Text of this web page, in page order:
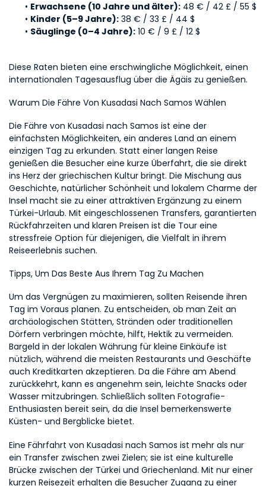
Erwachsene (10 Jahre und älter): 48 € / 42 £ / 55 $
Kinder (5–9 Jahre): 38 € / 33 £ / 44 $
Säuglinge (0–4 Jahre): 10 € / 9 £ / 12 $
Diese Raten bieten eine erschwingliche Möglichkeit, einen
internationalen Tagesausflug über die Ägäis zu genießen.
Warum Die Fähre Von Kusadasi Nach Samos Wählen
Die Fähre von Kusadasi nach Samos ist eine der
einfachsten Möglichkeiten, ein anderes Land an einem
einzigen Tag zu erkunden. Statt einer langen Reise
genießen die Besucher eine kurze Überfahrt, die sie direkt
ins Herz der griechischen Kultur bringt. Die Mischung aus
Geschichte, natürlicher Schönheit und lokalem Charme der
Insel macht sie zu einer attraktiven Ergänzung zu einem
Türkei-Urlaub. Mit eingeschlossenen Transfers, garantierten
Rückfahrzeiten und klaren Preisen ist die Tour eine
stressfreie Option für diejenigen, die Vielfalt in ihrem
Reiseerlebnis suchen.
Tipps, Um Das Beste Aus Ihrem Tag Zu Machen
Um das Vergnügen zu maximieren, sollten Reisende ihren
Tag im Voraus planen. Zu entscheiden, ob man Zeit an
archäologischen Stätten, Stränden oder traditionellen
Dörfern verbringen möchte, hilft, Hektik zu vermeiden.
Bargeld in der lokalen Währung für kleine Einkäufe ist
nützlich, während die meisten Restaurants und Geschäfte
auch Kreditkarten akzeptieren. Da die Fähre am Abend
zurückkehrt, kann es angenehm sein, leichte Snacks oder
Wasser mitzubringen. Schließlich sollten Fotografie-
Enthusiasten bereit sein, da die Insel bemerkenswerte
Küsten- und Bergblicke bietet.
Eine Fährfahrt von Kusadasi nach Samos ist mehr als nur
ein Transfer zwischen zwei Zielen; sie ist eine kulturelle
Brücke zwischen der Türkei und Griechenland. Mit nur einer
kurzen Reisezeit erhalten die Besucher Zugang zu einer